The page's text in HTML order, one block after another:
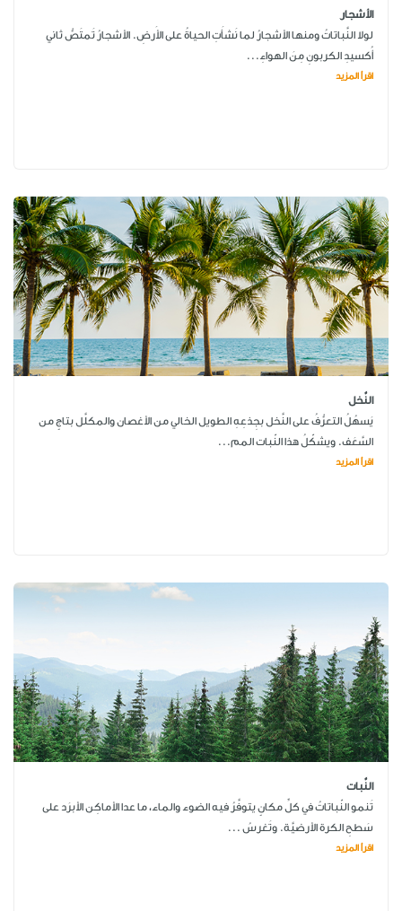
الأشجار
لولا النَّباتاتُ ومنها الأشجارُ لما نَشأَتِ الحياةُ على الأَرضِ. الأشجارُ تَمتَصُّ ثاني
أُكسيدِ الكربونِ مِنَ الهواءِ...
اقرأ المزيد
النَّخل
يَسهُلُ التعرُّفُ على النَّخل بجِذعِهِ الطويل الخالي من الأغصان والمكلَّل بتاجٍ من
السَّعَف. ويشكّلُ هذا النّبات المم...
اقرأ المزيد
النَّبات
تَنمو النّباتاتُ في كلِّ مكانٍ يتوفَّرُ فيه الضوء والماء، ما عدا الأماكِن الأبرَد على
سَطحِ الكرة الأرضيَّة. وتَغرسُ ...
اقرأ المزيد